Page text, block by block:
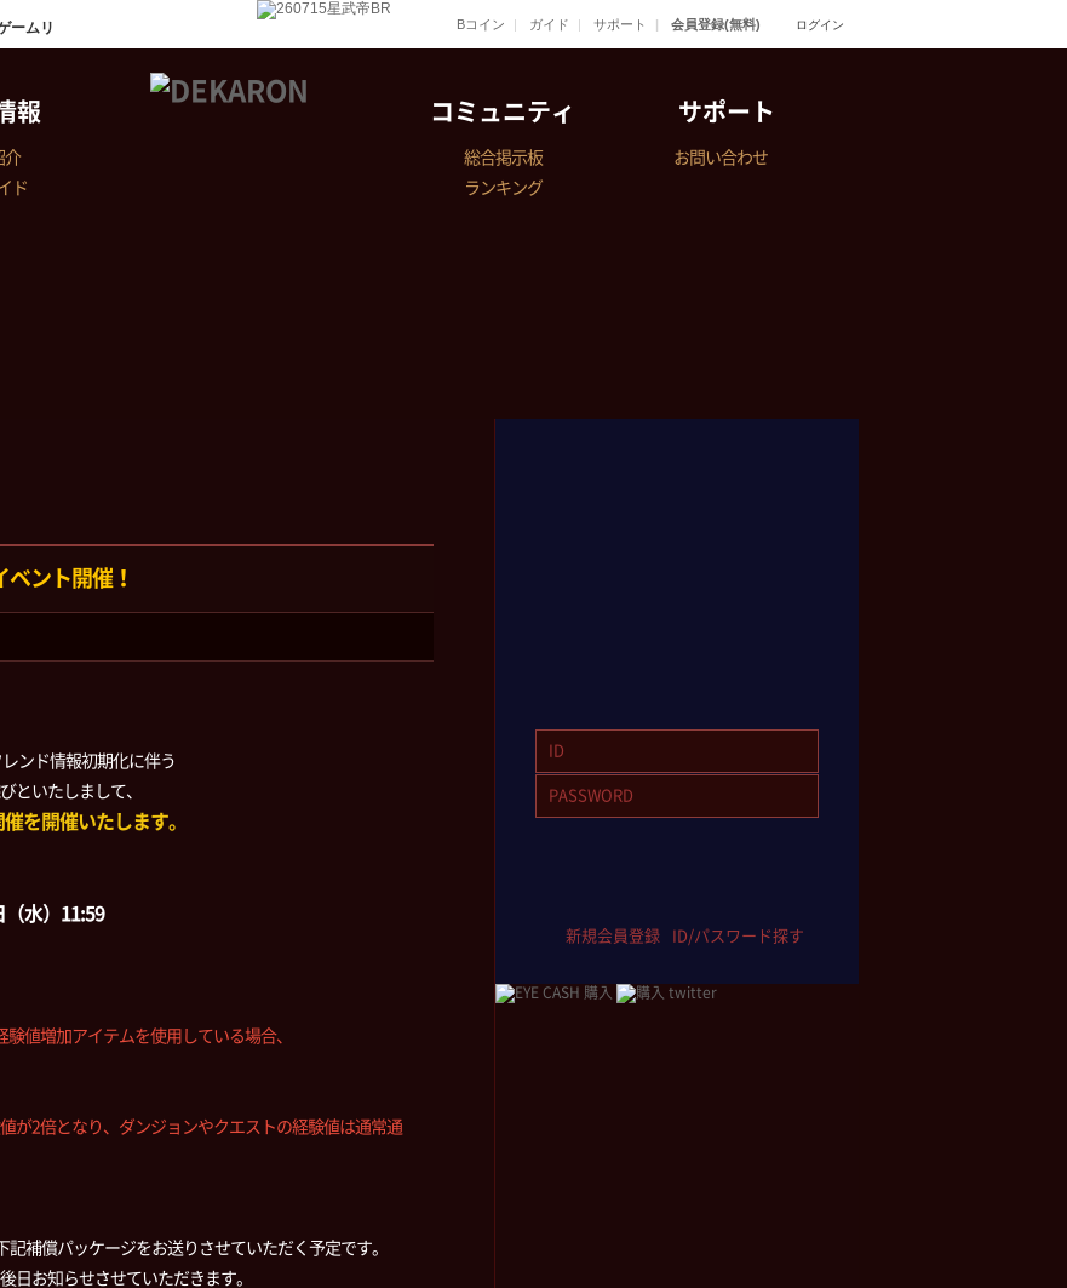
ームリ
Bコイン ガイド サポート 会員登録(無料) ログイン
報
介
ド
コミュニティ
総合掲示板
ランキング
サポート
お問い合わせ
ント開催！
ンド情報初期化に伴う
といたしまして、
を開催いたします。
（水）11:59
値増加アイテムを使用している場合、
が2倍となり、ダンジョンやクエストの経験値は通常通
補償パッケージをお送りさせていただく予定です。
日お知らせさせていただきます。
新規会員登録 ID/パスワード探す